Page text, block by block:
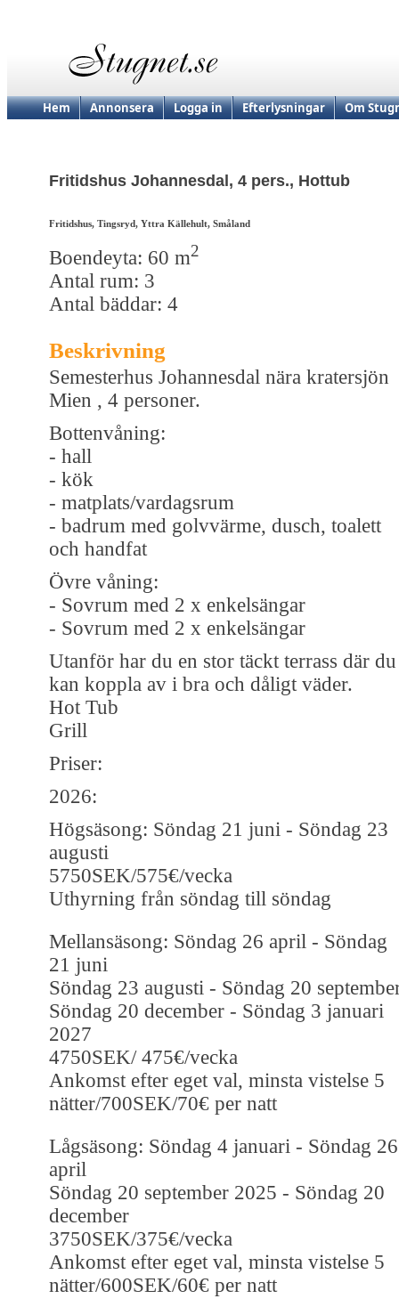
Hem Annonsera Logga in Efterlysningar Om
Fritidshus Johannesdal, 4 pers., Hottub
Fritidshus, Tingsryd, Yttra Källehult, Småland
Boendeyta: 60 m2
Antal rum: 3
Antal bäddar: 4
Beskrivning
Semesterhus Johannesdal nära kratersjön
Mien , 4 personer.
Bottenvåning:
- hall
- kök
- matplats/vardagsrum
- badrum med golvvärme, dusch, toalett
och handfat
Övre våning:
- Sovrum med 2 x enkelsängar
- Sovrum med 2 x enkelsängar
Utanför har du en stor täckt terrass där du
kan koppla av i bra och dåligt väder.
Hot Tub
Grill
Priser:
2026:
​Högsäsong: Söndag 21 juni - Söndag 23
augusti
5750SEK/575€/vecka
Uthyrning från söndag till söndag
Mellansäsong: Söndag 26 april - Söndag
21 juni
Söndag 23 augusti - Söndag 20
Söndag 20 december - Söndag 3 januari
2027
4750SEK/ 475€/vecka
Ankomst efter eget val, minsta vistelse 5
nätter/700SEK/70€ per natt
Lågsäsong: Söndag 4 januari - Söndag 26
april
Söndag 20 september 2025 - Söndag 20
december
3750SEK/375€/vecka
Ankomst efter eget val, minsta vistelse 5
nätter/600SEK/60€ per natt